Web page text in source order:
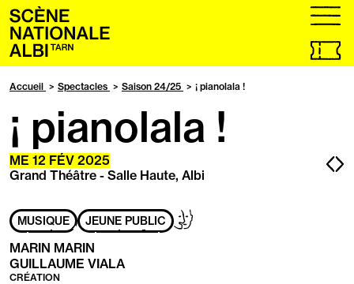
Accueil
Billetterie
en
onglet
menu
Accueil Spectacles Saison 24/25 ¡ pianolala !
¡ pianolala !
ME 12 FÉV 2025
Grand Théâtre - Salle Haute, Albi
MUSIQUE JEUNE PUBLIC Adapté
aux
Handicap
mental
MARIN MARIN
GUILLAUME VIALA
CRÉATION